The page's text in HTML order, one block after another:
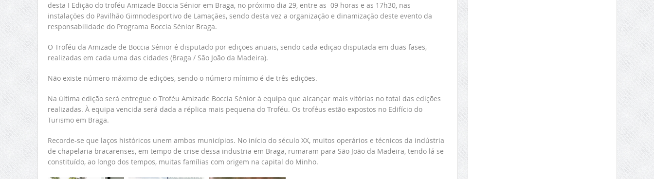
desta I Edição do troféu Amizade Boccia Sénior em Braga, no próximo dia 29, entre as 09 horas e as 17h30, nas
instalações do Pavilhão Gimnodesportivo de Lamaçães, sendo desta vez a organização e dinamização deste evento da
responsabilidade do Programa Boccia Sénior Braga.
O Troféu da Amizade de Boccia Sénior é disputado por edições anuais, sendo cada edição disputada em duas fases,
realizadas em cada uma das cidades (Braga / São João da Madeira).
Não existe número máximo de edições, sendo o número mínimo é de três edições.
Na última edição será entregue o Troféu Amizade Boccia Sénior à equipa que alcançar mais vitórias no total das edições
realizadas. À equipa vencida será dada a réplica mais pequena do Troféu. Os troféus estão expostos no Edifício do
Turismo em Braga.
Recorde-se que laços históricos unem ambos municípios. No início do século XX, muitos operários e técnicos da indústria
de chapelaria bracarenses, em tempo de crise dessa industria em Braga, rumaram para São João da Madeira, tendo lá se
constituído, ao longo dos tempos, muitas famílias com origem na capital do Minho.